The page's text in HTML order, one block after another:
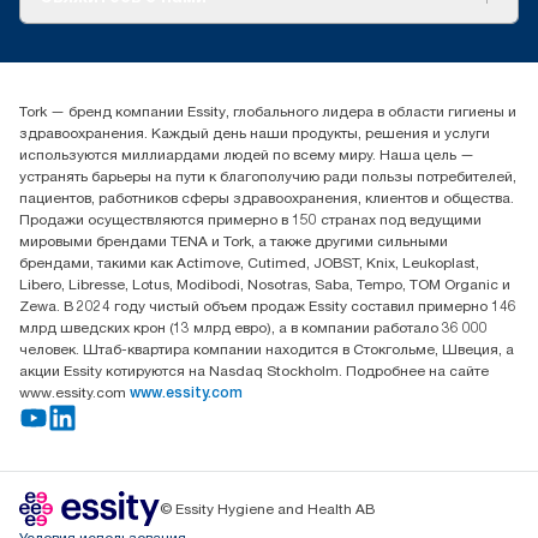
(+7) 777 779 0095
Контакты на рынках СНГ
ООО «Эссити», Представительство в Казахстане Пр.
Достык, 210, 2 блок, 3 этаж,
офис №32 050051, г.
Алматы, Казахстан
Tork — бренд компании Essity, глобального лидера в области гигиены и
здравоохранения. Каждый день наши продукты, решения и услуги
используются миллиардами людей по всему миру. Наша цель —
устранять барьеры на пути к благополучию ради пользы потребителей,
пациентов, работников сферы здравоохранения, клиентов и общества.
Продажи осуществляются примерно в 150 странах под ведущими
мировыми брендами TENA и Tork, а также другими сильными
брендами, такими как Actimove, Cutimed, JOBST, Knix, Leukoplast,
Libero, Libresse, Lotus, Modibodi, Nosotras, Saba, Tempo, TOM Organic и
Zewa. В 2024 году чистый объем продаж Essity составил примерно 146
млрд шведских крон (13 млрд евро), а в компании работало 36 000
человек. Штаб-квартира компании находится в Стокгольме, Швеция, а
акции Essity котируются на Nasdaq Stockholm. Подробнее на сайте
www.essity.com www.essity.com
© Essity Hygiene and Health AB